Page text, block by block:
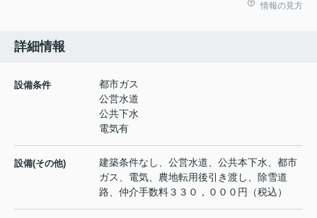
情報の見方
詳細情報
設備条件
都市ガス
公営水道
公共下水
電気有
設備(その他)
建築条件なし、公営水道、公共本下水、都市
ガス、電気、農地転用後引き渡し、除雪道
路、仲介手数料３３０，０００円（税込）